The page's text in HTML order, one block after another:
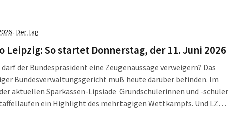
· Der Tag
Leipzig: So startet Donnerstag, der 11. Juni 2026
der Bundespräsident eine Zeugenaussage verweigern? Das
Bundesverwaltungsgericht muß heute darüber befinden. Im
aktuellen Sparkassen-Lipsiade Grundschülerinnen und -schüler
ein Highlight des mehrtägigen Wettkampfs. Und LZ